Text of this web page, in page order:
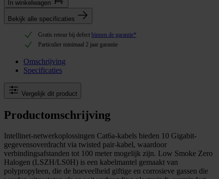
In winkel­wagen
Bekijk alle specificaties
Gratis retour bij defect binnen de garantie*
Particulier minimaal 2 jaar garantie
Omschrijving
Specificaties
Vergelijk dit product
Productomschrijving
Intellinet-netwerkoplossingen Cat6a-kabels bieden 10 Gigabit-
gegevensoverdracht via twisted pair-kabel, waardoor
verbindingsafstanden tot 100 meter mogelijk zijn. Low Smoke Zero
Halogen (LSZH/LS0H) is een kabelmantel gemaakt van
polypropyleen, die de hoeveelheid giftige en corrosieve gassen die